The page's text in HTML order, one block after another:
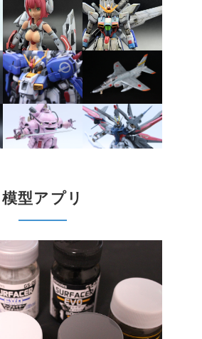
模型アプリ